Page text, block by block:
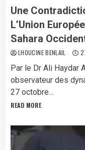
Une
L’Union
Sahara
LHOUCINE BENLAIL
Par le Dr Ali Haydar
observateur des
27 octobre...
READ MORE